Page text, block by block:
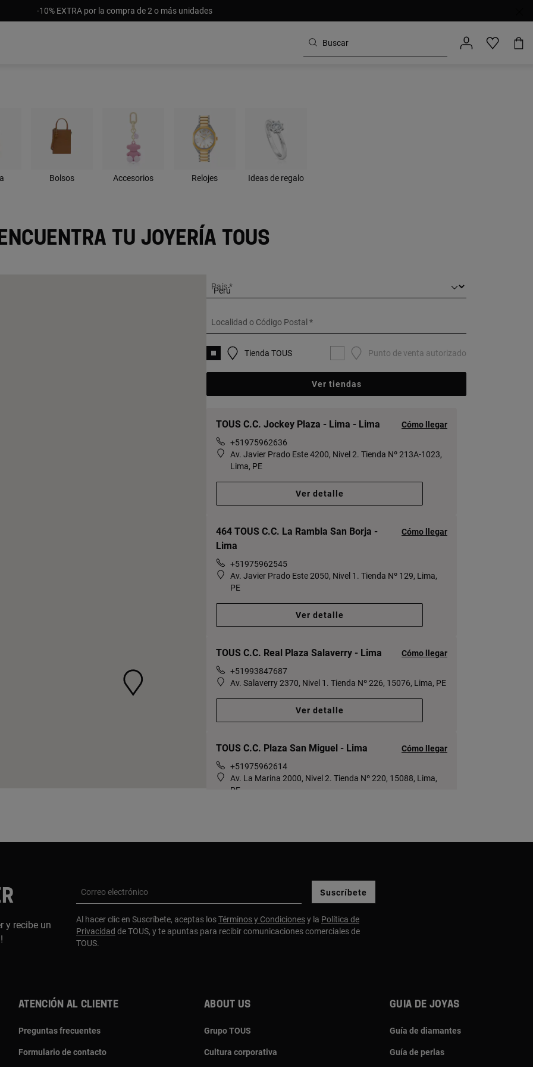
-10% EXTRA por la compra de 2 o más unidades
Bolsos Accesorios Relojes Ideas de regalo
tu joyería tous
País
Localidad o Código Postal
Tienda TOUS Punto de venta autorizado
Ver tiendas
TOUS C.C. Jockey Plaza - Lima - Lima
Cómo llegar
+51975962636
Av. Javier Prado Este 4200, Nivel 2. Tienda Nº 213A-1023,
Lima, PE
Ver detalle
464 TOUS C.C. La Rambla San Borja -
Lima
Cómo llegar
+51975962545
Av. Javier Prado Este 2050, Nivel 1. Tienda Nº 129, Lima,
PE
Ver detalle
TOUS C.C. Real Plaza Salaverry - Lima
Cómo llegar
+51993847687
Av. Salaverry 2370, Nivel 1. Tienda Nº 226, 15076, Lima, PE
Ver detalle
TOUS C.C. Plaza San Miguel - Lima
Cómo llegar
+51975962614
Av. La Marina 2000, Nivel 2. Tienda Nº 220, 15088, Lima,
PE
TOUS LA MOLINA - Lima Cómo llegar
y recibe un
Correo electrónico Suscríbete
Al hacer clic en Suscríbete, aceptas losTérminos y Condicionesy la Política de
Privacidad de TOUS, y te apuntas para recibir comunicaciones comerciales de
TOUS.
Atención al cliente
Preguntas frecuentes
Formulario de contacto
About us
Grupo TOUS
Cultura corporativa
Guia de joyas
Guía de diamantes
Guía de perlas